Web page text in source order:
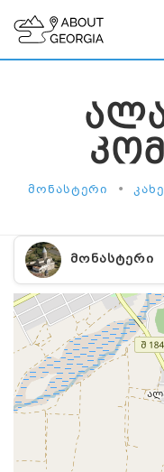
ᲛᲝᲜᲐᲡᲢᲔᲠᲘ •
ᲛᲝᲜᲐᲡᲢᲔᲠᲘ